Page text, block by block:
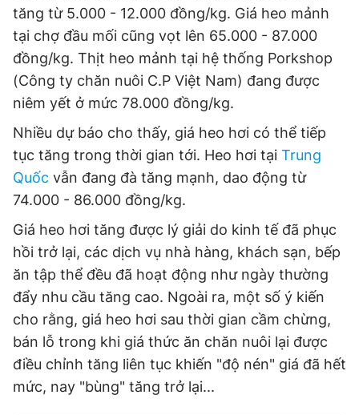
tăng từ 5.000 - 12.000 đồng/kg. Giá heo mảnh
tại chợ đầu mối cũng vọt lên 65.000 - 87.000
đồng/kg. Thịt heo mảnh tại hệ thống Porkshop
(Công ty chăn nuôi C.P Việt Nam) đang được
niêm yết ở mức 78.000 đồng/kg.
Nhiều dự báo cho thấy, giá heo hơi có thể tiếp
tục tăng trong thời gian tới. Heo hơi tại Trung
Quốc vẫn đang đà tăng mạnh, dao động từ
74.000 - 86.000 đồng/kg.
Giá heo hơi tăng được lý giải do kinh tế đã phục
hồi trở lại, các dịch vụ nhà hàng, khách sạn, bếp
ăn tập thể đều đã hoạt động như ngày thường
đẩy nhu cầu tăng cao. Ngoài ra, một số ý kiến
cho rằng, giá heo hơi sau thời gian cầm chừng,
bán lỗ trong khi giá thức ăn chăn nuôi lại được
điều chỉnh tăng liên tục khiến "độ nén" giá đã hết
mức, nay "bùng" tăng trở lại...